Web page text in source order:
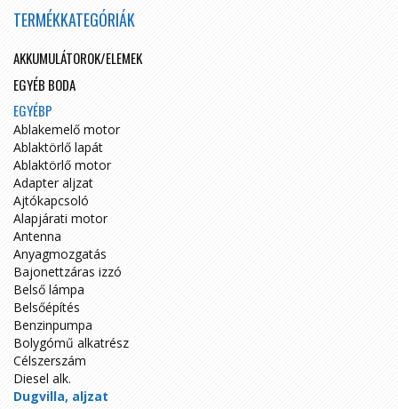
TERMÉKKATEGÓRIÁK
AKKUMULÁTOROK/ELEMEK
EGYÉB BODA
EGYÉBP
Ablakemelő motor
Ablaktörlő lapát
Ablaktörlő motor
Adapter aljzat
Ajtókapcsoló
Alapjárati motor
Antenna
Anyagmozgatás
Bajonettzáras izzó
Belső lámpa
Belsőépítés
Benzinpumpa
Bolygómű alkatrész
Célszerszám
Diesel alk.
Dugvilla, aljzat